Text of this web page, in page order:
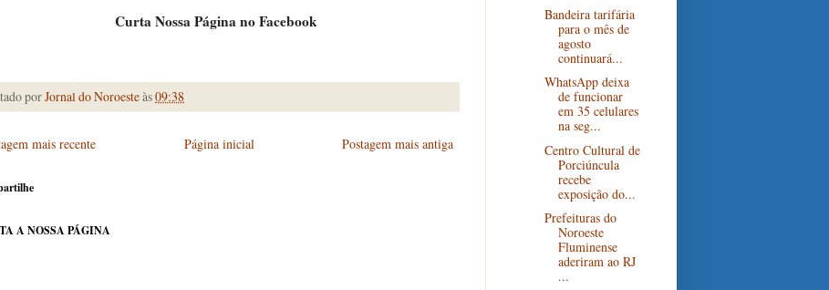
Curta Nossa Página no Facebook
porJornal do Noroesteàs09:38
mais recente Postagem mais antiga
Página inicial
A NOSSA PÁGINA
Bandeira tarifária
para o mês de
agosto
continuará...
WhatsApp deixa
de funcionar
em 35 celulares
na seg...
Centro Cultural de
Porciúncula
recebe
exposição do...
Prefeituras do
Noroeste
Fluminense
aderiram ao RJ
...